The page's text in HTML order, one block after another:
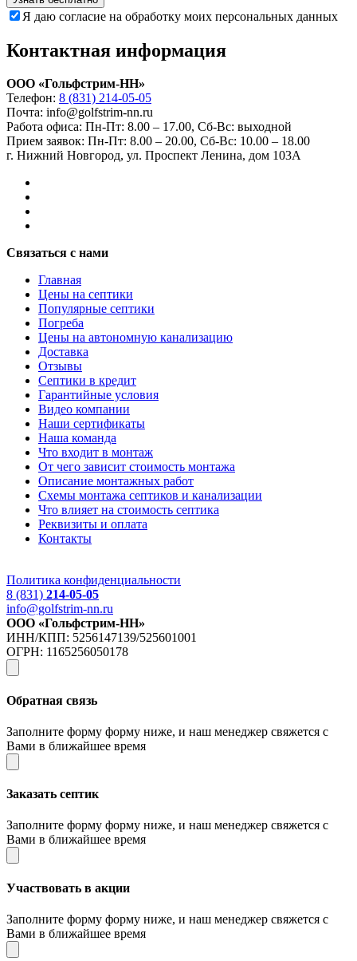
Я даю согласие на обработку моих персональных данных
Контактная информация
ООО «Гольфстрим-НН»
Телефон: 8 (831) 214-05-05
Почта: info@golfstrim-nn.ru
Работа офиса: Пн-Пт: 8.00 – 17.00, Сб-Вс: выходной
Прием заявок: Пн-Пт: 8.00 – 20.00, Сб-Вс: 10.00 – 18.00
г. Нижний Новгород, ул. Проспект Ленина, дом 103А
Связаться с нами
Главная
Цены на септики
Популярные септики
Погреба
Цены на автономную канализацию
Доставка
Отзывы
Септики в кредит
Гарантийные условия
Видео компании
Наши сертификаты
Наша команда
Что входит в монтаж
От чего зависит стоимость монтажа
Описание монтажных работ
Схемы монтажа септиков и канализации
Что влияет на стоимость септика
Реквизиты и оплата
Контакты
Политика конфиденциальности
8 (831) 214-05-05
info@golfstrim-nn.ru
ООО «Гольфстрим-НН»
ИНН/КПП: 5256147139/525601001
ОГРН: 1165256050178
Обратная связь
Заполните форму форму ниже, и наш менеджер свяжется с
Вами в ближайшее время
Заказать септик
Заполните форму форму ниже, и наш менеджер свяжется с
Вами в ближайшее время
Участвовать в акции
Заполните форму форму ниже, и наш менеджер свяжется с
Вами в ближайшее время